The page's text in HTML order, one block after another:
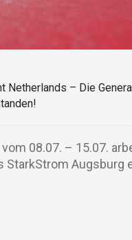
Netherlands – Die
08.07. – 15.07.
StarkStrom Augsburg